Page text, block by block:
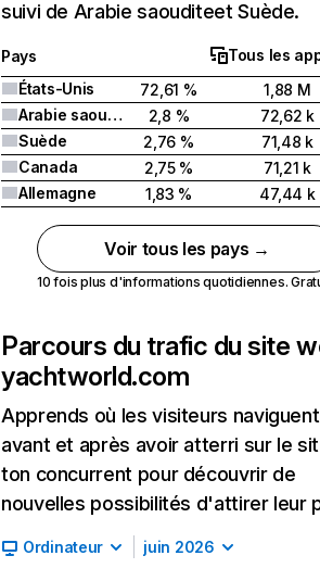
suivi de Arabie saouditeet Suède.
Pays
Tous les
États-Unis
72,61 %
1,88 M
Arabie saoudite
2,8 %
72,62 k
Suède
2,76 %
71,48 k
Canada
2,75 %
71,21 k
Allemagne
1,83 % 47,44 k
Voir tous les pays →
10 fois plus d'informations quotidiennes.
Parcours du trafic du site
yachtworld.com
Apprends où les visiteurs naviguent
avant et après avoir atterri sur le
ton concurrent pour découvrir de
nouvelles possibilités d'attirer leur
Ordinateur juin 2026